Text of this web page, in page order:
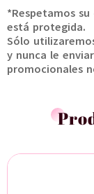
*Respetamos
está protegida.
Sólo
y nunca le
promocionales